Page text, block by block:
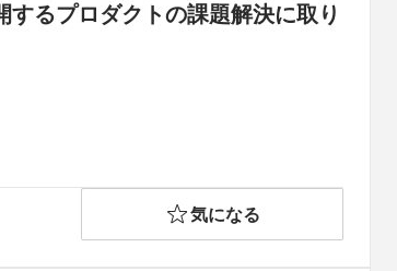
るプロダクトの課題解決に取り
気になる